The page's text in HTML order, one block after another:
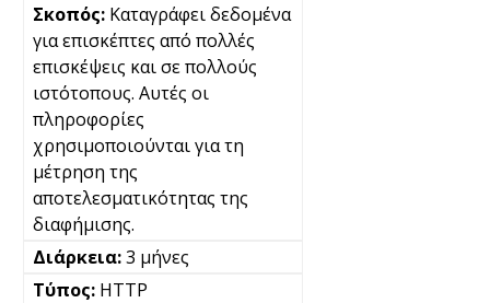
Καταγράφει δεδομένα
για επισκέπτες από πολλές
επισκέψεις και σε πολλούς
ιστότοπους. Αυτές οι
πληροφορίες
χρησιμοποιούνται για τη
μέτρηση της
αποτελεσματικότητας της
διαφήμισης.
3 μήνες
HTTP